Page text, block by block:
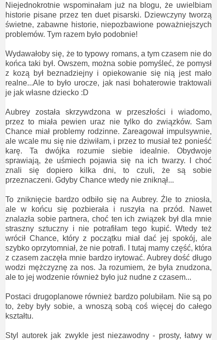
Niejednokrotnie wspominałam już na blogu, że uwielbiam
historie pisane przez ten duet pisarski. Dziewczyny tworzą
świetne, zabawne historie, niepozbawione poważniejszych
problemów. Tym razem było podobnie!
Wydawałoby się, że to typowy romans, a tym czasem nie do
końca taki był. Owszem, można sobie pomyśleć, że pomysł
z kozą był beznadziejny i opiekowanie się nią jest mało
realne...Ale to było urocze, jak nasi bohaterowie traktowali
je jak własne dziecko :D
Aubrey została skrzywdzona w przeszłości i wiadomo,
przez to miała pewien uraz nie tylko do związków. Sam
Chance miał problemy rodzinne. Zareagował impulsywnie,
ale wcale mu się nie dziwiłam, i przez to musiał też ponieść
karę. Ta dwójka rozumie siebie idealnie. Obydwoje
sprawiają, że uśmiech pojawia się na ich twarzy. I choć
znali się dopiero kilka dni, to czuli, że są sobie
przeznaczeni. Gdyby Chance wtedy nie zniknął...
To zniknięcie bardzo odbiło się na Aubrey. Źle to zniosła,
ale w końcu się pozbierała i ruszyła na przód. Nawet
znalazła sobie partnera, choć ten ich związek był dla mnie
straszny sztuczny i nie potrafiłam tego kupić. Wtedy też
wrócił Chance, który z początku miał dać jej spokój, ale
szybko oprzytomniał, że nie potrafi. I tutaj mamy część, która
z czasem zaczęła mnie bardzo irytować. Aubrey dość długo
wodzi mężczyznę za nos. Ja rozumiem, że była znudzona,
ale to jej wodzenie również było już nudne z czasem...
Postaci drugoplanowe również bardzo polubiłam. Nie są po
to, żeby były sobie, a wnoszą sobą coś więcej do całego
kształtu.
Styl autorek jak zwykle jest niezawodny - prosty, łatwy w